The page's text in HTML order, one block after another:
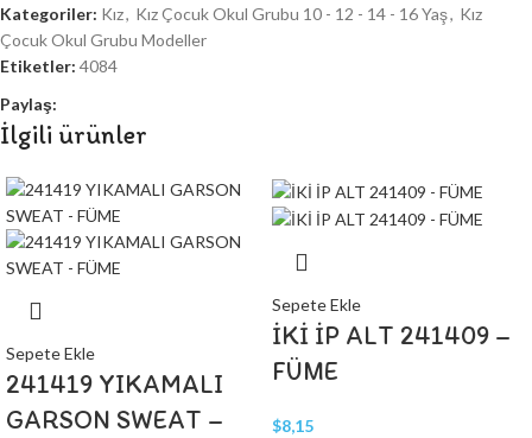
Kategoriler: Kız, Kız Çocuk Okul Grubu 10 - 12 - 14 - 16 Yaş, Kız
Çocuk Okul Grubu Modeller
Etiketler: 4084
Paylaş:
İlgili ürünler
Sepete Ekle
241419 YIKAMALI
GARSON SWEAT –
Sepete Ekle
İKİ İP ALT 241409 –
FÜME
$8,15